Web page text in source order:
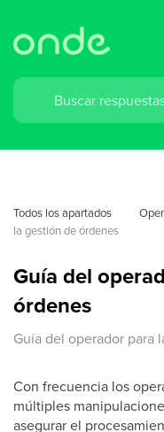
Todos los apartados
la gestión de órdenes
Guía del
órdenes
Guía del operador para
Con frecuencia los
múltiples
asegurar el